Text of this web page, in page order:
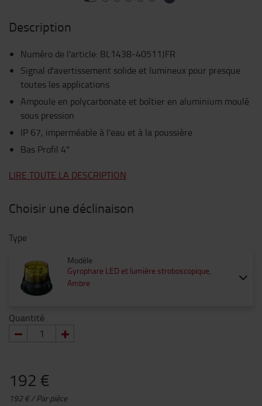
Description
Numéro de l'article: BL1438-40511JFR
Signal d'avertissement solide et lumineux pour presque
toutes les applications
Ampoule en polycarbonate et boîtier en aluminium moulé
sous pression
IP 67, imperméable à l'eau et à la poussière
Bas Profil 4"
LIRE TOUTE LA DESCRIPTION
Choisir une déclinaison
Type
Modèle
Gyrophare LED et lumière stroboscopique,
Ambre
Quantité
192 €
192 € / Par pièce